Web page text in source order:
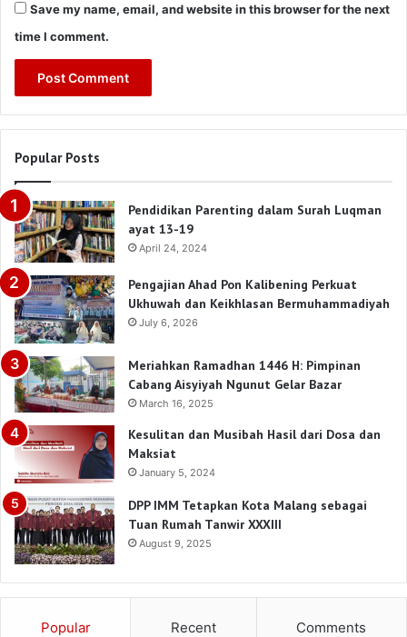
Save my name, email, and website in this browser for the next
time I comment.
Popular Posts
Pendidikan Parenting dalam Surah Luqman
ayat 13-19
April 24, 2024
Pengajian Ahad Pon Kalibening Perkuat
Ukhuwah dan Keikhlasan Bermuhammadiyah
July 6, 2026
Meriahkan Ramadhan 1446 H: Pimpinan
Cabang Aisyiyah Ngunut Gelar Bazar
March 16, 2025
Kesulitan dan Musibah Hasil dari Dosa dan
Maksiat
January 5, 2024
DPP IMM Tetapkan Kota Malang sebagai
Tuan Rumah Tanwir XXXIII
August 9, 2025
Popular Recent Comments